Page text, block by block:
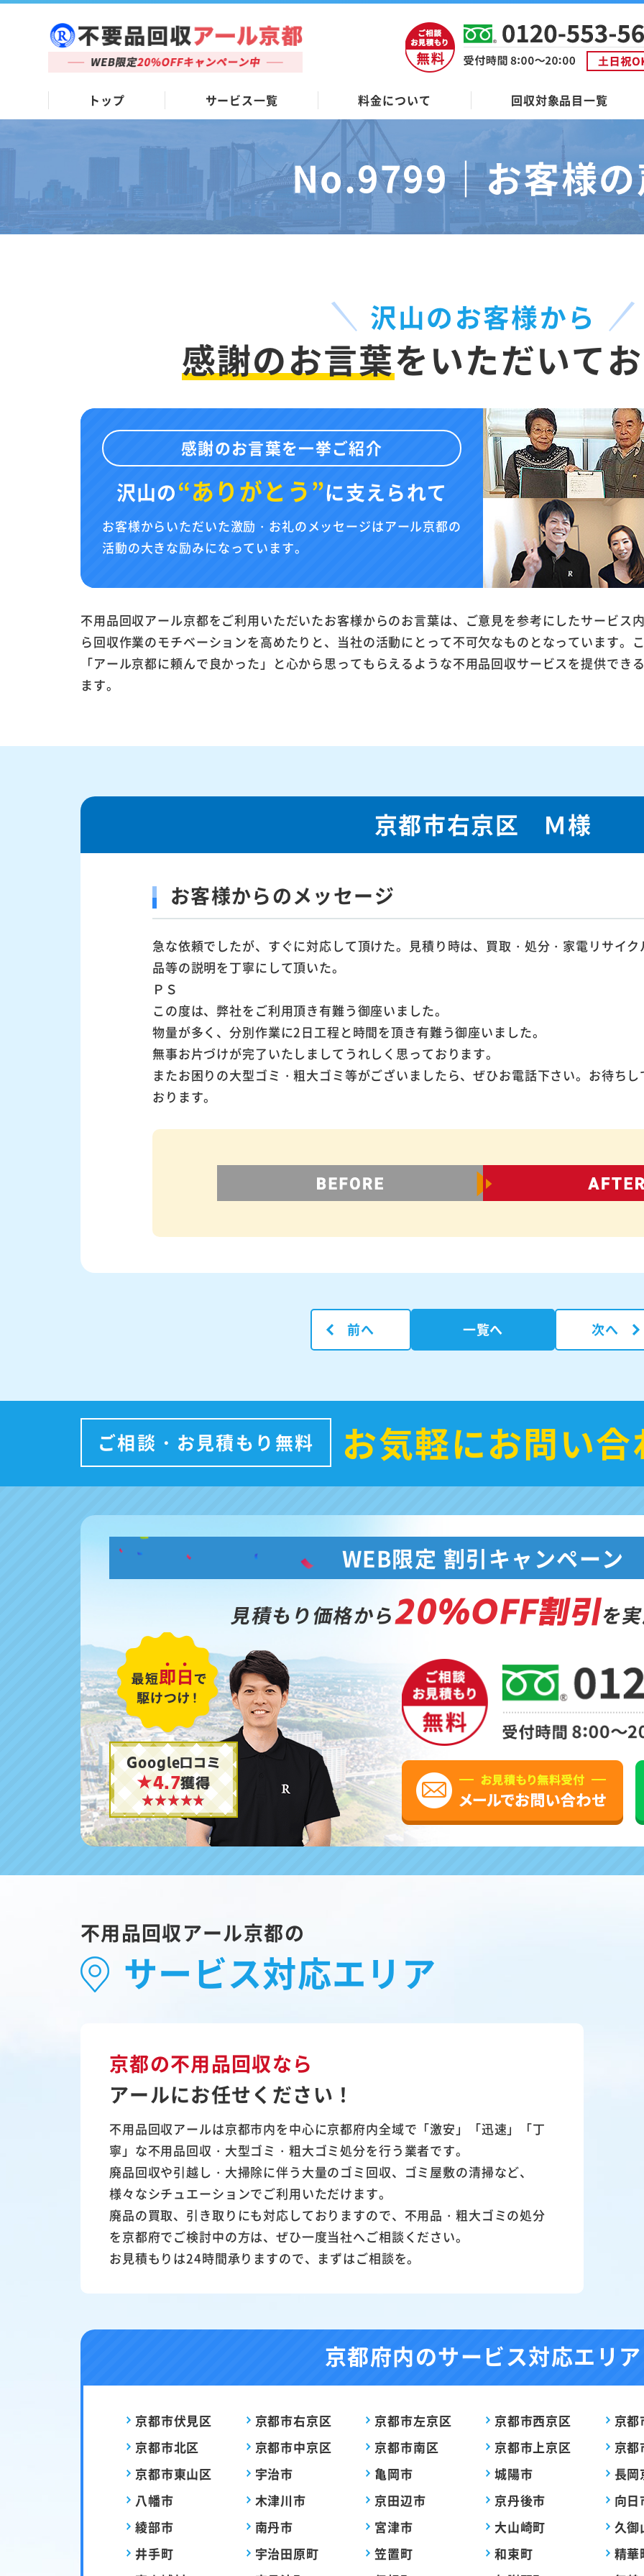
トップ サービス一覧 料金について 回収対象品目一覧
No.9799｜お客様
沢山のお客様から
感謝のお言葉をいただいて
感謝のお言葉を一挙ご紹介
沢山の“ありがとう”に支えられて
お客様からいただいた激励・お礼のメッセージはアール京都の
活動の大きな励みになっています。
不用品回収アール京都をご利用いただいたお客様からのお言葉は、ご意見を参考にしたサービス
ら回収作業のモチベーションを高めたりと、当社の活動にとって不可欠なものとなっています。
「アール京都に頼んで良かった」と心から思ってもらえるような不用品回収サービスを提供でき
ます。
京都市右京区 Ｍ様
お客様からのメッセージ
急な依頼でしたが、すぐに対応して頂けた。見積り時は、買取・処分・家電リサイク
品等の説明を丁寧にして頂いた。
ＰＳ
この度は、弊社をご利用頂き有難う御座いました。
物量が多く、分別作業に2日工程と時間を頂き有難う御座いました。
無事お片づけが完了いたしましてうれしく思っております。
またお困りの大型ゴミ・粗大ゴミ等がございましたら、ぜひお電話下さい。お待ちし
おります。
前へ 一覧へ 次へ
ご相談・お見積もり無料 お気軽にお問い
Google口コミ
★4.7獲得
WEB限定 割引キャンペーン
見積もり価格から20%OFF割引を
不用品回収アール京都の
サービス対応エリア
京都の不用品回収なら
アールにお任せください！
不用品回収アールは京都市内を中心に京都府内全域で「激安」「迅速」「丁
寧」な不用品回収・大型ゴミ・粗大ゴミ処分を行う業者です。
廃品回収や引越し・大掃除に伴う大量のゴミ回収、ゴミ屋敷の清掃など、
様々なシチュエーションでご利用いただけます。
廃品の買取、引き取りにも対応しておりますので、不用品・粗大ゴミの処分
を京都府でご検討中の方は、ぜひ一度当社へご相談ください。
お見積もりは24時間承りますので、まずはご相談を。
京都府内のサービス対応エリア
京都市伏見区 京都市右京区 京都市左京区 京都市西京区
京
京都市北区
京都市中京区 京都市南区 京都市上京区
京
京都市東山区
宇治市 亀岡市 城陽市
長岡
八幡市
木津川市 京田辺市 京丹後市
向日
綾部市
南丹市 宮津市 大山崎町
久御
井手町
宇治田原町 笠置町 和束町
精華